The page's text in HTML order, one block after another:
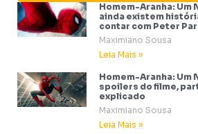
Homem-Aranha: Um
ainda existem
contar com Peter
Maximiano Sousa
Leia Mais »
Homem-Aranha: Um
spoilers do filme,
explicado
Maximiano Sousa
Leia Mais »